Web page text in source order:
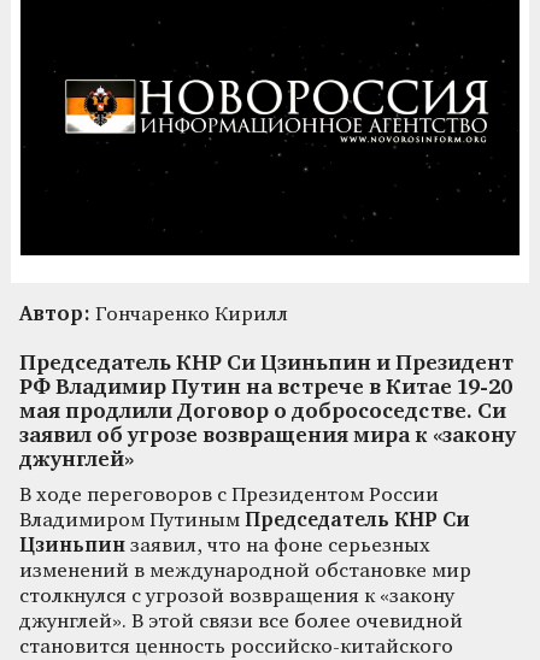
Автор: Гончаренко Кирилл
Председатель КНР Си Цзиньпин и Президент
РФ Владимир Путин на встрече в Китае 19-20
мая продлили Договор о добрососедстве. Си
заявил об угрозе возвращения мира к «закону
джунглей»
В ходе переговоров с Президентом России
Владимиром Путиным Председатель КНР Си
Цзиньпин заявил, что на фоне серьезных
изменений в международной обстановке мир
столкнулся с угрозой возвращения к «закону
джунглей». В этой связи все более очевидной
становится ценность российско-китайского